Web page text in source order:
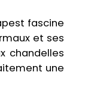
fascine
et ses
chandelles
une